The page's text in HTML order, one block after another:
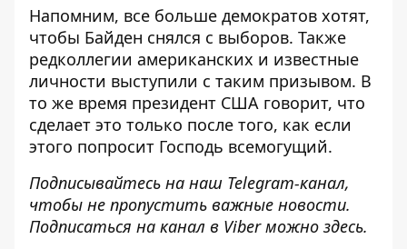
Напомним, все больше демократов хотят,
чтобы Байден снялся с выборов. Также
редколлегии американских и известные
личности выступили с таким призывом. В
то же время президент США говорит, что
сделает это только после того, как если
этого попросит Господь всемогущий.
Подписывайтесь на наш Telegram-канал,
чтобы не пропустить важные новости.
Подписаться на канал в Viber можно здесь.